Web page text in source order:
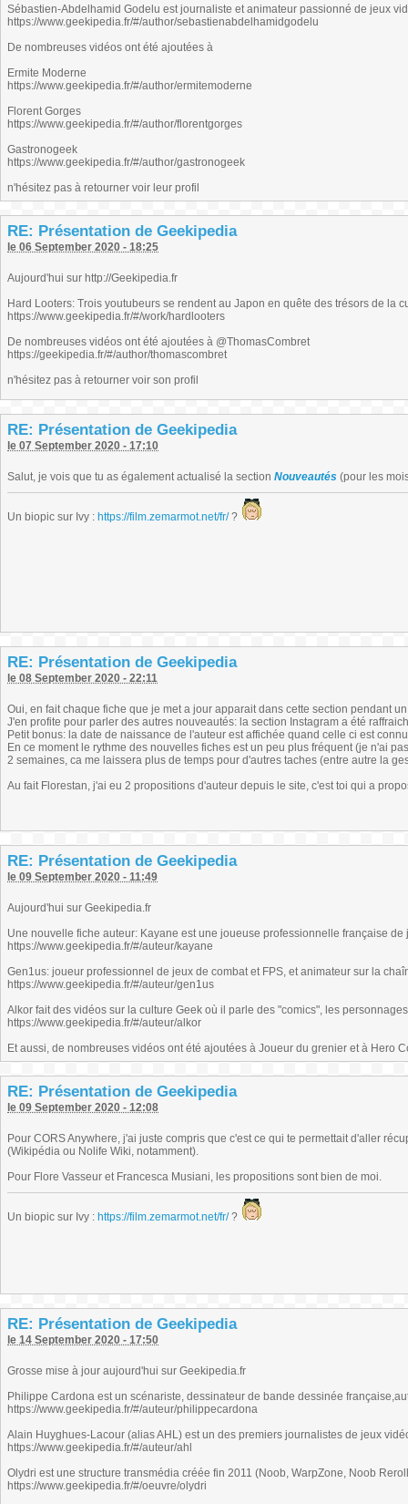
Sébastien-Abdelhamid Godelu est journaliste et animateur passionné de jeux
https://www.geekipedia.fr/#/author/sebastienabdelhamidgodelu
De nombreuses vidéos ont été ajoutées à
Ermite Moderne
https://www.geekipedia.fr/#/author/ermitemoderne
Florent Gorges
https://www.geekipedia.fr/#/author/florentgorges
Gastronogeek
https://www.geekipedia.fr/#/author/gastronogeek
n'hésitez pas à retourner voir leur profil
RE: Présentation de Geekipedia
le 06 September 2020 - 18:25
Aujourd'hui sur http://Geekipedia.fr
Hard Looters: Trois youtubeurs se rendent au Japon en quête des trésors de la
https://www.geekipedia.fr/#/work/hardlooters
De nombreuses vidéos ont été ajoutées à @ThomasCombret
https://geekipedia.fr/#/author/thomascombret
n'hésitez pas à retourner voir son profil
RE: Présentation de Geekipedia
le 07 September 2020 - 17:10
Salut, je vois que tu as également actualisé la section Nouveautés (pour les
Un biopic sur Ivy : https://film.zemarmot.net/fr/?
RE: Présentation de Geekipedia
le 08 September 2020 - 22:11
Oui, en fait chaque fiche que je met a jour apparait dans cette section pendant
J'en profite pour parler des autres nouveautés: la section Instagram a été
Petit bonus: la date de naissance de l'auteur est affichée quand celle ci est
En ce moment le rythme des nouvelles fiches est un peu plus fréquent (je n'ai
2 semaines, ca me laissera plus de temps pour d'autres taches (entre autre la
Au fait Florestan, j'ai eu 2 propositions d'auteur depuis le site, c'est toi qui a
RE: Présentation de Geekipedia
le 09 September 2020 - 11:49
Aujourd'hui sur Geekipedia.fr
Une nouvelle fiche auteur: Kayane est une joueuse professionnelle française
https://www.geekipedia.fr/#/auteur/kayane
Gen1us: joueur professionnel de jeux de combat et FPS, et animateur sur la
https://www.geekipedia.fr/#/auteur/gen1us
Alkor fait des vidéos sur la culture Geek où il parle des "comics", les
https://www.geekipedia.fr/#/auteur/alkor
Et aussi, de nombreuses vidéos ont été ajoutées à Joueur du grenier et à Hero
RE: Présentation de Geekipedia
le 09 September 2020 - 12:08
Pour CORS Anywhere, j'ai juste compris que c'est ce qui te permettait d'aller
(Wikipédia ou Nolife Wiki, notamment).
Pour Flore Vasseur et Francesca Musiani, les propositions sont bien de moi.
Un biopic sur Ivy : https://film.zemarmot.net/fr/?
RE: Présentation de Geekipedia
le 14 September 2020 - 17:50
Grosse mise à jour aujourd'hui sur Geekipedia.fr
Philippe Cardona est un scénariste, dessinateur de bande dessinée
https://www.geekipedia.fr/#/auteur/philippecardona
Alain Huyghues-Lacour (alias AHL) est un des premiers journalistes de jeux
https://www.geekipedia.fr/#/auteur/ahl
Olydri est une structure transmédia créée fin 2011 (Noob, WarpZone, Noob
https://www.geekipedia.fr/#/oeuvre/olydri